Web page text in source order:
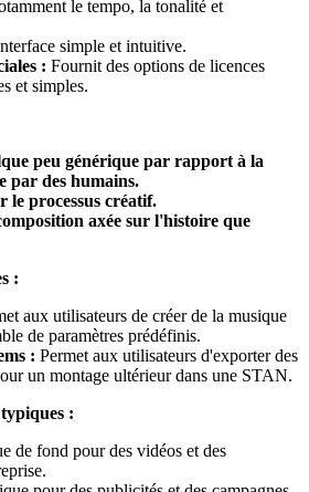
le tempo, la tonalité et
simple et intuitive.
: Fournit des options de licences
et simples.
peu générique par rapport à la
par des humains.
le processus créatif.
axée sur l'histoire que
:
aux utilisateurs de créer de la musique
de paramètres prédéfinis.
: Permet aux utilisateurs d'exporter des
un montage ultérieur dans une STAN.
:
de fond pour des vidéos et des